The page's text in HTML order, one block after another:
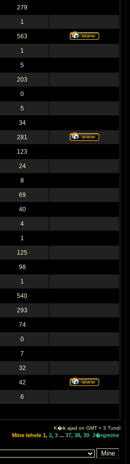
279
1
563
1
5
203
0
5
34
281
123
24
8
69
40
4
1
125
98
1
540
293
74
0
7
32
42
6
K�ik ajad on GMT + 3 Tundi
Mine lehele 1, 2, 3 ... 37, 38, 39 J�rgmine